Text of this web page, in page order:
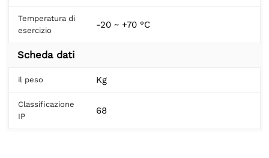
Temperatura di
esercizio
-20 ~ +70 °C
Scheda dati
il peso Kg
Classificazione
IP
68